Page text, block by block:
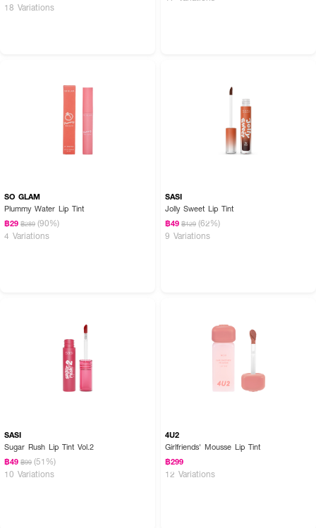
18 Variations
SO GLAM
Plummy Water Lip Tint
฿29 ฿289 (90%)
4 Variations
SASI
Jolly Sweet Lip Tint
฿49 ฿129 (62%)
9 Variations
SASI
Sugar Rush Lip Tint Vol.2
฿49 ฿99 (51%)
10 Variations
4U2
Girlfriends' Mousse Lip Tint
฿299
12 Variations